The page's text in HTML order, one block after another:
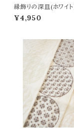
縁飾りの深皿(ホワイ
¥4,950